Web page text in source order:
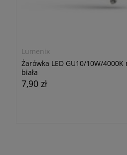
Lumenix
Żarówka LED GU10/10W/
biała
7,90 zł